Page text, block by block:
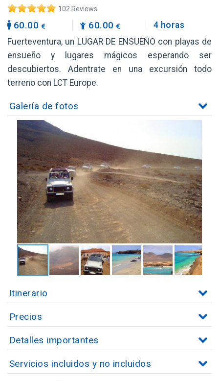
102 Reviews
60.00 60.00
4 horas
Fuerteventura, un LUGAR DE ENSUEÑO con playas de
ensueño y lugares mágicos esperando ser
descubiertos. Adentrate en una excursión todo
terreno con LCT Europe.
Galería de fotos
Itinerario
Precios
Detalles importantes
Servicios incluidos y no incluidos